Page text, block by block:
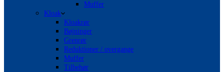
Muffer
Kloak
Kloakrør
Bøjninger
Grenrør
Reduktioner / overgange
Muffer
Tilbehør